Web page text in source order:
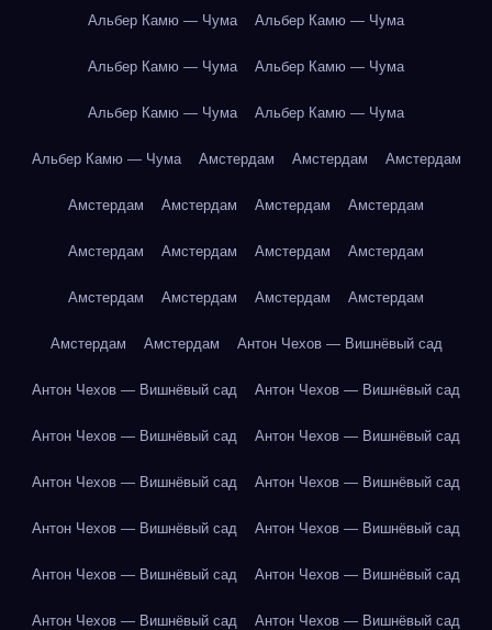
Альбер Камю — Чума Альбер Камю — Чума
Альбер Камю — Чума Альбер Камю — Чума
Альбер Камю — Чума Альбер Камю — Чума
Альбер Камю — Чума Амстердам Амстердам Амстердам
Амстердам Амстердам Амстердам Амстердам
Амстердам Амстердам Амстердам Амстердам
Амстердам Амстердам Амстердам Амстердам
Амстердам Амстердам Антон Чехов — Вишнёвый сад
Антон Чехов — Вишнёвый сад Антон Чехов — Вишнёвый сад
Антон Чехов — Вишнёвый сад Антон Чехов — Вишнёвый сад
Антон Чехов — Вишнёвый сад Антон Чехов — Вишнёвый сад
Антон Чехов — Вишнёвый сад Антон Чехов — Вишнёвый сад
Антон Чехов — Вишнёвый сад Антон Чехов — Вишнёвый сад
Антон Чехов — Вишнёвый сад Антон Чехов — Вишнёвый сад